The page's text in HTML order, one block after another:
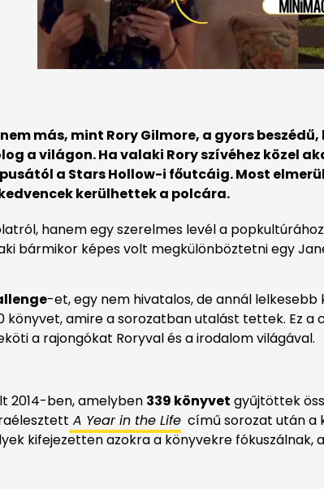
más, mint Rory Gilmore, a gyors
a világon. Ha valaki Rory szívéhez közel
a Stars Hollow-i főutcáig. Most
kerülhettek a polcára.
hanem egy szerelmes levél a
bármikor képes volt megkülönböztetni egy
-et, egy nem hivatalos, de annál lelkesebb
amire a sorozatban utalást tettek. Ez a
a rajongókat Roryval és a irodalom világával.
2014-ben, amelyben 339 könyvet gyűjtöttek
A Year in the Life című sorozat után a
kifejezetten azokra a könyvekre fókuszálnak,